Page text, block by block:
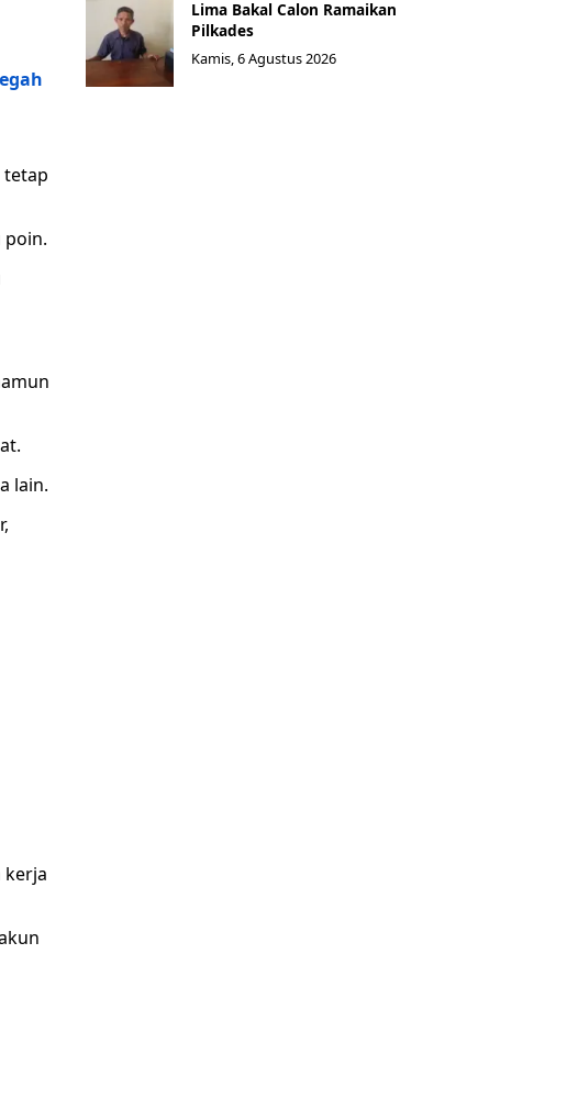
tetap
poin.
lain.
kerja
Lima Bakal Calon Ramaikan
Pilkades
Kamis, 6 Agustus 2026